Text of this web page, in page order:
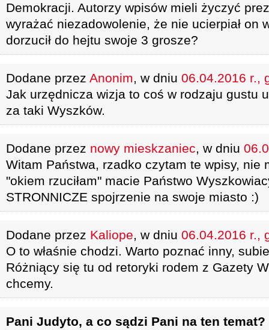
Demokracji. Autorzy wpisów mieli życzyć
wyrażać niezadowolenie, że nie ucierpiał on
dorzucił do hejtu swoje 3 grosze?
Dodane przez Anonim, w dniu 06.04.2016 r.,
Jak urzędnicza wizja to coś w rodzaju gustu
za taki Wyszków.
Dodane przez nowy mieskzaniec, w dniu
Witam Państwa, rzadko czytam te wpisy, nie
"okiem rzuciłam" macie Państwo
STRONNICZE spojrzenie na swoje miasto :)
Dodane przez Kaliope, w dniu 06.04.2016 r.,
O to właśnie chodzi. Warto poznać inny,
Różniący się tu od retoryki rodem z Gazety
chcemy.
Pani Judyto, a co sądzi Pani na ten temat?